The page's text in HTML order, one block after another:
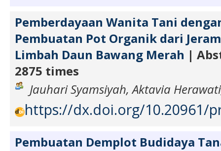
Pemberdayaan Wanita Tani
Pembuatan Pot Organik dari
Limbah Daun Bawang Merah |
2875 times
Jauhari Syamsiyah, Aktavia
https://dx.doi.org/10.20961/
Pembuatan Demplot Budidaya